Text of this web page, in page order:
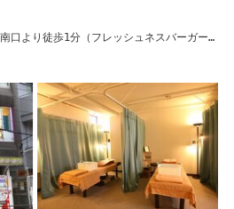
より徒歩1分（フレッシュネスバーガーさ